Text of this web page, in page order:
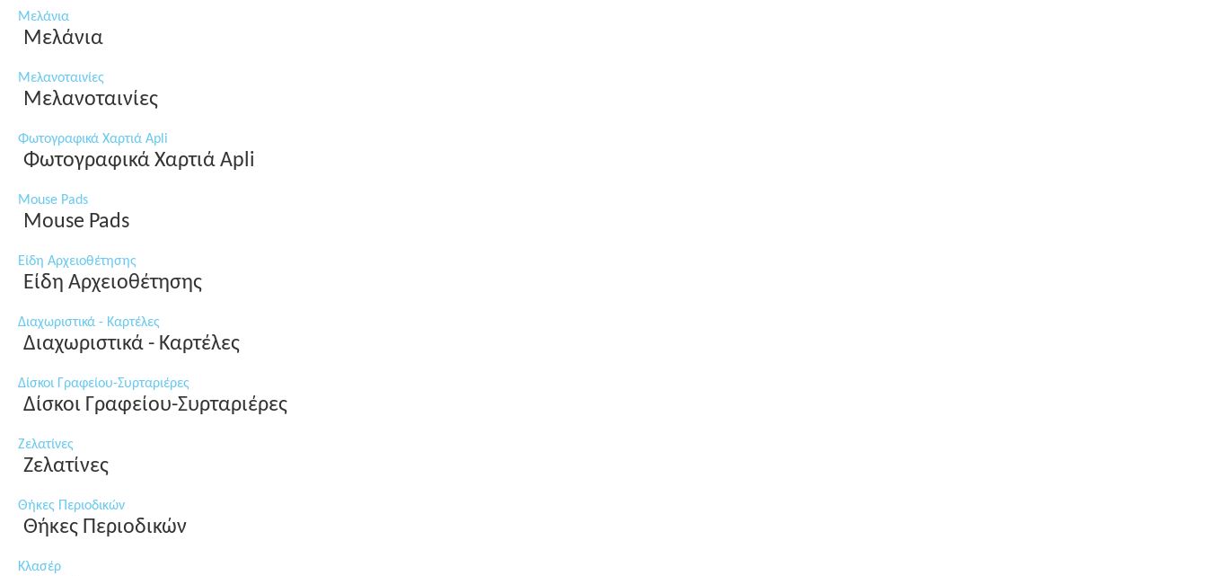
Μελάνια
Μελάνια
Μελανοταινίες
Μελανοταινίες
Φωτογραφικά Χαρτιά Apli
Φωτογραφικά Χαρτιά Apli
Mouse Pads
Mouse Pads
Είδη Αρχειοθέτησης
Είδη Αρχειοθέτησης
Διαχωριστικά - Καρτέλες
Διαχωριστικά - Καρτέλες
Δίσκοι Γραφείου-Συρταριέρες
Δίσκοι Γραφείου-Συρταριέρες
Ζελατίνες
Ζελατίνες
Θήκες Περιοδικών
Θήκες Περιοδικών
Κλασέρ